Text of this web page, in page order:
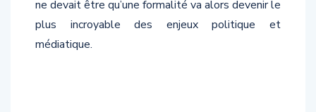
ne devait être qu’une formalité va alors devenir le
plus incroyable des enjeux politique et
médiatique.